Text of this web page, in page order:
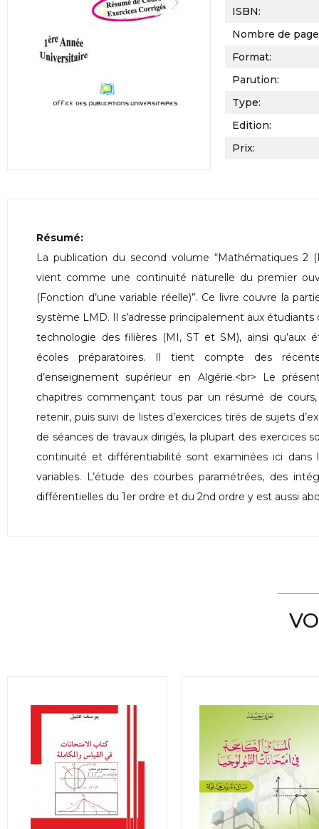
ISBN:
Nombre de
Format:
Parution:
Type:
Edition:
Prix:
Résumé:
La publication du second volume “Mathématiques 2
vient comme une continuité naturelle du premier
(Fonction d’une variable réelle)”. Ce livre couvre la
système LMD. Il s’adresse principalement aux
technologie des filières (MI, ST et SM), ainsi qu’aux
écoles préparatoires. Il tient compte des
d’enseignement supérieur en Algérie.<br> Le
chapitres commençant tous par un résumé de
retenir, puis suivi de listes d’exercices tirés de sujets
de séances de travaux dirigés, la plupart des exercices
continuité et différentiabilité sont examinées ici dans
variables. L’étude des courbes paramétrées, des
différentielles du 1er ordre et du 2nd ordre y est aussi